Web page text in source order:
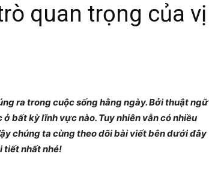
Nơi
quan trọng của vị
ra trong cuộc sống hằng ngày. Bởi thuật ngữ
bất kỳ lĩnh vực nào. Tuy nhiên vẫn có nhiều
chúng ta cùng theo dõi bài viết bên dưới đây
tiết nhất nhé!